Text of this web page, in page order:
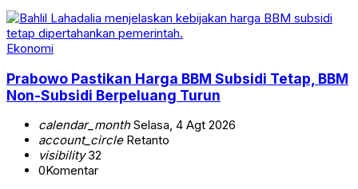
Ekonomi
Prabowo Pastikan Harga BBM Subsidi Tetap, BBM
Non-Subsidi Berpeluang Turun
calendar_monthSelasa, 4 Agt 2026
account_circleRetanto
visibility32
0Komentar